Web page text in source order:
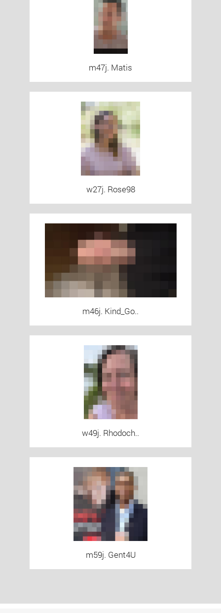
m47j. Matis
w27j. Rose98
m46j. Kind_Go..
w49j. Rhodoch..
m59j. Gent4U